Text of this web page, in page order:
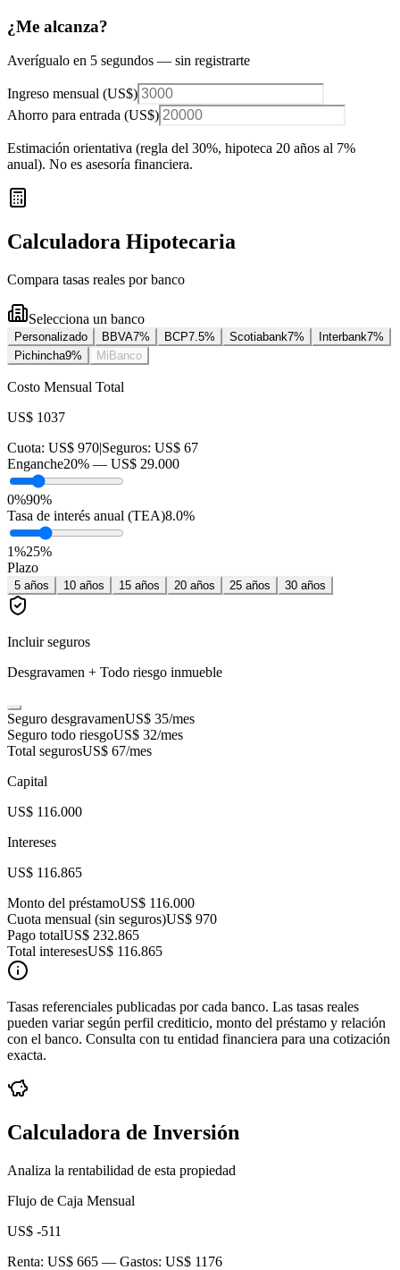
¿Me alcanza?
Averígualo en 5 segundos — sin registrarte
Ingreso mensual (US$)
Ahorro para entrada (US$)
Estimación orientativa (regla del 30%, hipoteca 20 años al 7%
anual). No es asesoría financiera.
Calculadora Hipotecaria
Compara tasas reales por banco
Selecciona un banco
Personalizado BBVA7% BCP7.5% Scotiabank7% Interbank7%
Pichincha9% MiBanco
Costo Mensual Total
US$ 1037
Cuota: US$ 970|Seguros: US$ 67
Enganche20% — US$ 29.000
0%90%
Tasa de interés anual (TEA)8.0%
1%25%
Plazo
5 años 10 años 15 años 20 años 25 años 30 años
Incluir seguros
Desgravamen + Todo riesgo inmueble
Seguro desgravamenUS$ 35/mes
Seguro todo riesgoUS$ 32/mes
Total segurosUS$ 67/mes
Capital
US$ 116.000
Intereses
US$ 116.865
Monto del préstamoUS$ 116.000
Cuota mensual (sin seguros)US$ 970
Pago totalUS$ 232.865
Total interesesUS$ 116.865
Tasas referenciales publicadas por cada banco. Las tasas reales
pueden variar según perfil crediticio, monto del préstamo y relación
con el banco. Consulta con tu entidad financiera para una cotización
exacta.
Calculadora de Inversión
Analiza la rentabilidad de esta propiedad
Flujo de Caja Mensual
US$ -511
Renta: US$ 665 — Gastos: US$ 1176